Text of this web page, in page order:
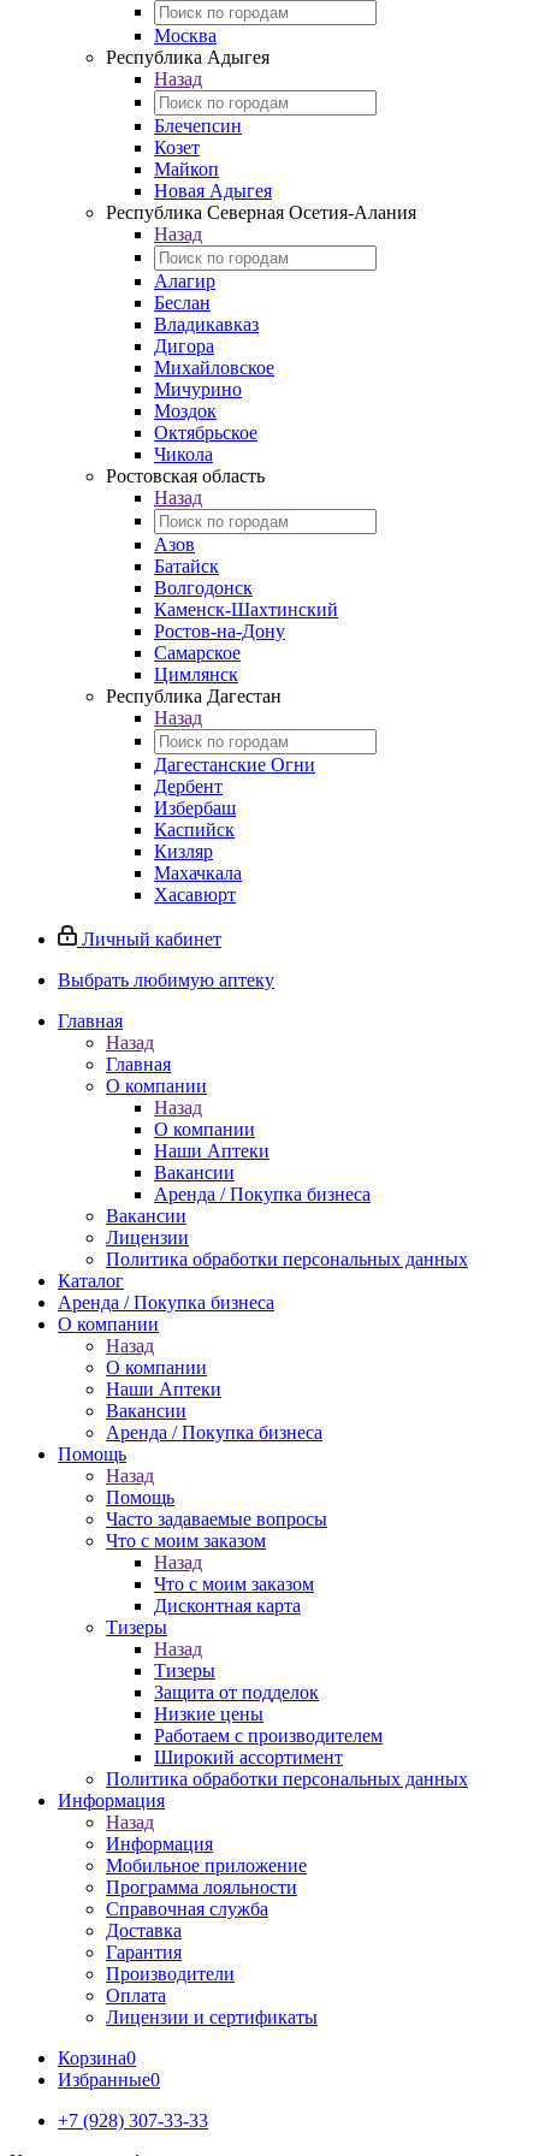
Москва
Республика Адыгея
Назад
Блечепсин
Козет
Майкоп
Новая Адыгея
Республика Северная Осетия-Алания
Назад
Алагир
Беслан
Владикавказ
Дигора
Михайловское
Мичурино
Моздок
Октябрьское
Чикола
Ростовская область
Назад
Азов
Батайск
Волгодонск
Каменск-Шахтинский
Ростов-на-Дону
Самарское
Цимлянск
Республика Дагестан
Назад
Дагестанские Огни
Дербент
Избербаш
Каспийск
Кизляр
Махачкала
Хасавюрт
Личный кабинет
Выбрать любимую аптеку
Главная
Назад
Главная
О компании
Назад
О компании
Наши Аптеки
Вакансии
Аренда / Покупка бизнеса
Вакансии
Лицензии
Политика обработки персональных данных
Каталог
Аренда / Покупка бизнеса
О компании
Назад
О компании
Наши Аптеки
Вакансии
Аренда / Покупка бизнеса
Помощь
Назад
Помощь
Часто задаваемые вопросы
Что с моим заказом
Назад
Что с моим заказом
Дисконтная карта
Тизеры
Назад
Тизеры
Защита от подделок
Низкие цены
Работаем с производителем
Широкий ассортимент
Политика обработки персональных данных
Информация
Назад
Информация
Мобильное приложение
Программа лояльности
Справочная служба
Доставка
Гарантия
Производители
Оплата
Лицензии и сертификаты
Корзина0
Избранные0
+7 (928) 307-33-33